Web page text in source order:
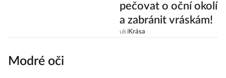
pečovat o oční okolí
a zabránit vráskám!
uki Krása
Modré oči